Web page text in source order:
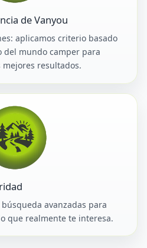
de Vanyou
aplicamos criterio basado
del mundo camper para
resultados.
avanzadas para
que realmente te interesa.